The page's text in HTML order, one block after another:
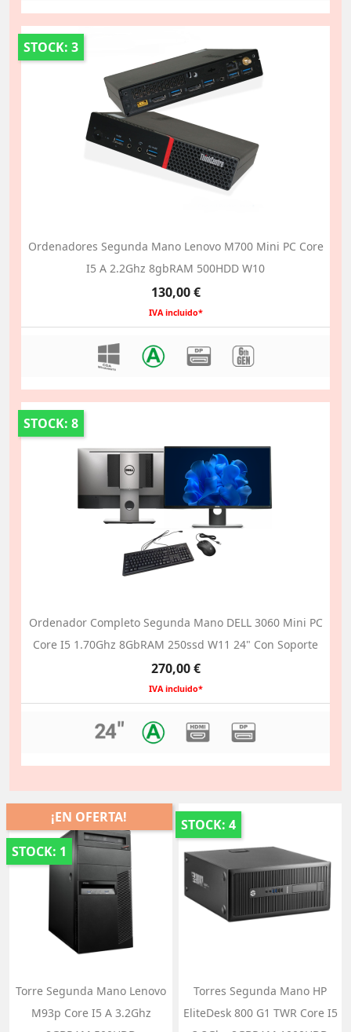
STOCK: 3
Ordenadores Segunda Mano Lenovo M700 Mini PC Core
I5 A 2.2Ghz 8gbRAM 500HDD W10
Precio
130,00 €
IVA incluido*
STOCK: 8
Ordenador Completo Segunda Mano DELL 3060 Mini PC
Core I5 1.70Ghz 8GbRAM 250ssd W11 24" Con Soporte
Precio
270,00 €
IVA incluido*
¡EN OFERTA!
STOCK: 1
Torre Segunda Mano Lenovo
M93p Core I5 A 3.2Ghz
STOCK: 4
Torres Segunda Mano HP
EliteDesk 800 G1 TWR Core I5